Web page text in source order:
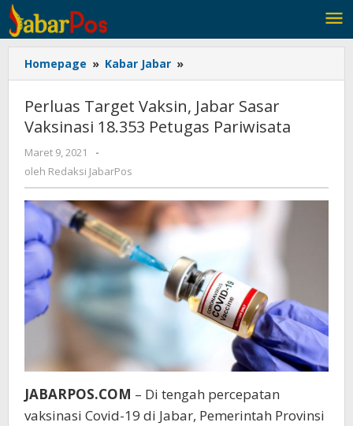
Lewati
ke
konten
Homepage » Kabar Jabar »
Target
Vaksin,
Jabar
Sasar
Perluas Target Vaksin, Jabar Sasar
Vaksinasi 18.353 Petugas Pariwisata
Maret 9, 2021
oleh
Redaksi
-
oleh Redaksi JabarPos
JABARPOS.COM – Di tengah percepatan
vaksinasi Covid-19 di Jabar, Pemerintah Provinsi